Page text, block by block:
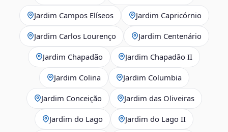
Jardim Campos Elíseos Jardim Capricórnio
Jardim Carlos Lourenço Jardim Centenário
Jardim Chapadão Jardim Chapadão II
Jardim Colina Jardim Columbia
Jardim Conceição Jardim das Oliveiras
Jardim do Lago Jardim do Lago II